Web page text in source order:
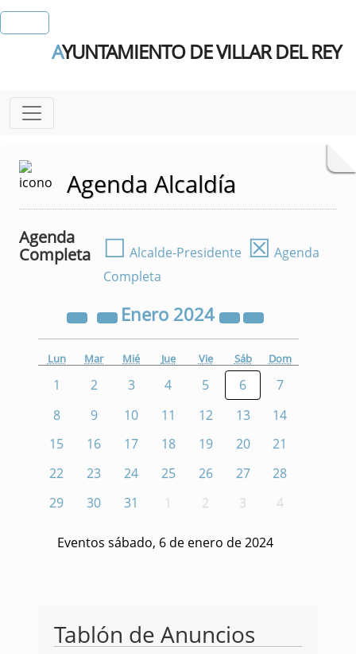
AYUNTAMIENTO DE VILLAR DEL REY
Agenda Alcaldía
Agenda
Completa
☐ Alcalde-Presidente ☒ Agenda
Completa
Enero 2024
Lun Mar Mié Jue Vie Sáb Dom
1 2 3 4 5 6
7
8
9 10 11 12 13
14
15
16 17 18 19 20
21
22
23 24 25 26 27
28
29
30 31 1 2 3 4
Eventos sábado, 6 de enero de 2024
Tablón de Anuncios